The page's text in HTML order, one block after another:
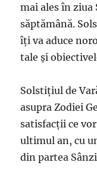
mai ales în
săptămână.
îți va aduce
tale și
Solstițiul de
asupra Zodiei
satisfacții ce
ultimul an, cu
din partea